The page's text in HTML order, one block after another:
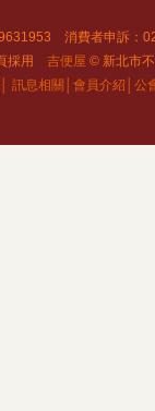
消費者申訴：
採用 吉便屋 © 新北市
訊息相關│ 會員介紹│ 公